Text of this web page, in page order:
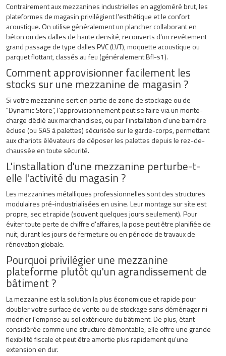
Contrairement aux mezzanines industrielles en aggloméré brut, les
plateformes de magasin privilégient l'esthétique et le confort
acoustique. On utilise généralement un plancher collaborant en
béton ou des dalles de haute densité, recouverts d'un revêtement
grand passage de type dalles PVC (LVT), moquette acoustique ou
parquet flottant, classés au feu (généralement Bfl-s1).
Comment approvisionner facilement les
stocks sur une mezzanine de magasin ?
Si votre mezzanine sert en partie de zone de stockage ou de
"Dynamic Store", l'approvisionnement peut se faire via un monte-
charge dédié aux marchandises, ou par l'installation d'une barrière
écluse (ou SAS à palettes) sécurisée sur le garde-corps, permettant
aux chariots élévateurs de déposer les palettes depuis le rez-de-
chaussée en toute sécurité.
L'installation d'une mezzanine perturbe-t-
elle l'activité du magasin ?
Les mezzanines métalliques professionnelles sont des structures
modulaires pré-industrialisées en usine. Leur montage sur site est
propre, sec et rapide (souvent quelques jours seulement). Pour
éviter toute perte de chiffre d'affaires, la pose peut être planifiée de
nuit, durant les jours de fermeture ou en période de travaux de
rénovation globale.
Pourquoi privilégier une mezzanine
plateforme plutôt qu'un agrandissement de
bâtiment ?
La mezzanine est la solution la plus économique et rapide pour
doubler votre surface de vente ou de stockage sans déménager ni
modifier l'emprise au sol extérieure du bâtiment. De plus, étant
considérée comme une structure démontable, elle offre une grande
flexibilité fiscale et peut être amortie plus rapidement qu'une
extension en dur.